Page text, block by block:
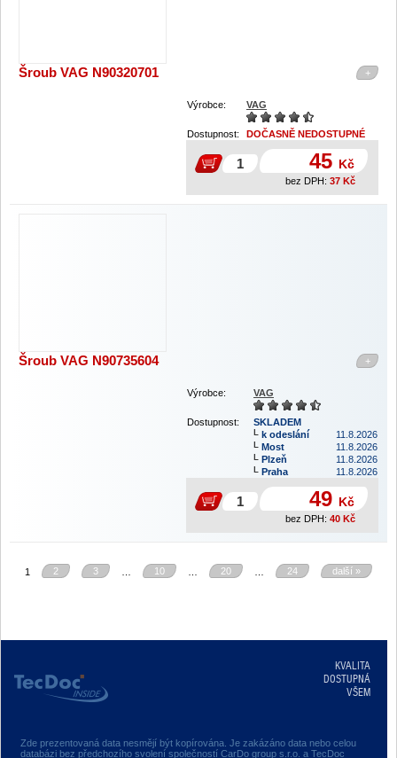
+
Šroub VAG N90320701
Výrobce: VAG
Dostupnost: DOČASNĚ NEDOSTUPNÉ
45 Kč
bez DPH: 37 Kč
+
Šroub VAG N90735604
Výrobce: VAG
Dostupnost:
SKLADEM
k odeslání
11.8.2026
Most
11.8.2026
Plzeň
11.8.2026
Praha
11.8.2026
49 Kč
bez DPH: 40 Kč
1 2 3 … 10 … 20 … 24 další »
Zde prezentovaná data nesmějí být kopírována. Je zakázáno data nebo celou
databázi bez předchozího svolení společností CarDo group s.r.o. a TecDoc
KVALITA
DOSTUPNÁ
VŠEM